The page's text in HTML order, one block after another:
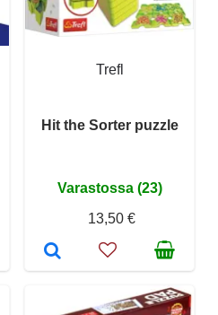
Trefl
Hit the Sorter puzzle
Varastossa (23)
13,50 €